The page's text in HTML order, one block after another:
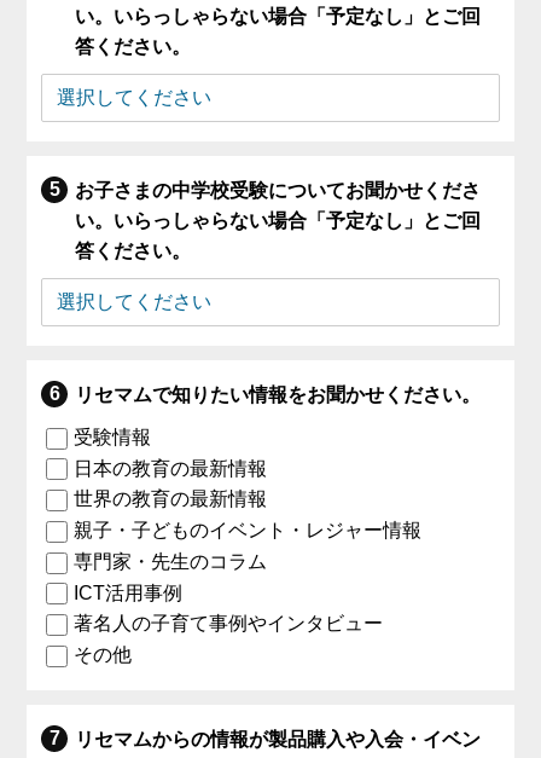
い。いらっしゃらない場合「予定なし」とご回
答ください。
お子さまの中学校受験についてお聞かせくださ
い。いらっしゃらない場合「予定なし」とご回
答ください。
リセマムで知りたい情報をお聞かせください。
受験情報
日本の教育の最新情報
世界の教育の最新情報
親子・子どものイベント・レジャー情報
専門家・先生のコラム
ICT活用事例
著名人の子育て事例やインタビュー
その他
リセマムからの情報が製品購入や入会・イベン